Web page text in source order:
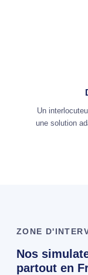
Un
une solution
ZONE
Nos
partout en